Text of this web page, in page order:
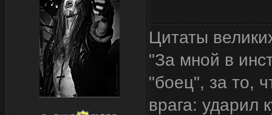
Цитаты
"За мной в
"боец", за то,
врага: ударил